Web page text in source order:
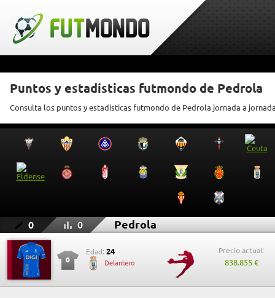
Puntos y estadísticas futmondo de Pedrola
Consulta los puntos y estadísticas futmondo de Pedrola jornada a
0 0 Pedrola
0
Edad: 24
Delantero
Precio actual:
838.855 €